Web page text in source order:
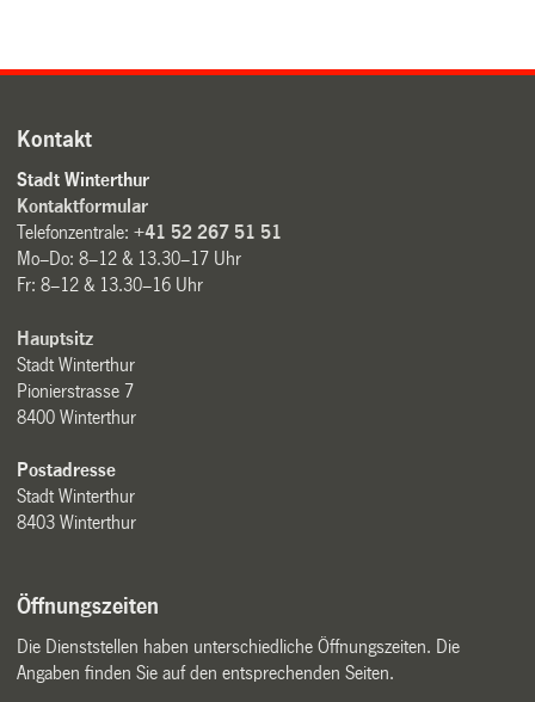
Kontakt
Stadt Winterthur
Kontaktformular
Telefonzentrale:+41 52 267 51 51
Mo–Do: 8–12 & 13.30–17 Uhr
Fr: 8–12 & 13.30–16 Uhr
Hauptsitz
Stadt Winterthur
Pionierstrasse 7
8400 Winterthur
Postadresse
Stadt Winterthur
8403 Winterthur
Öffnungszeiten
Die Dienststellen haben unterschiedliche Öffnungszeiten. Die
Angaben finden Sie auf den entsprechenden Seiten.